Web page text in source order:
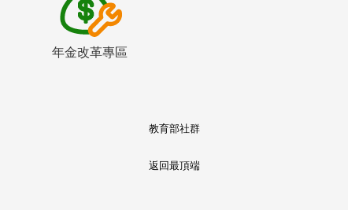
年金改革專區
教育部社群
返回最頂端